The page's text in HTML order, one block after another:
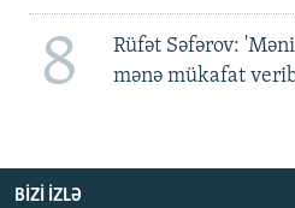
8
Rüfət Səfərov:
mənə mükafat
BIZI IZLƏ